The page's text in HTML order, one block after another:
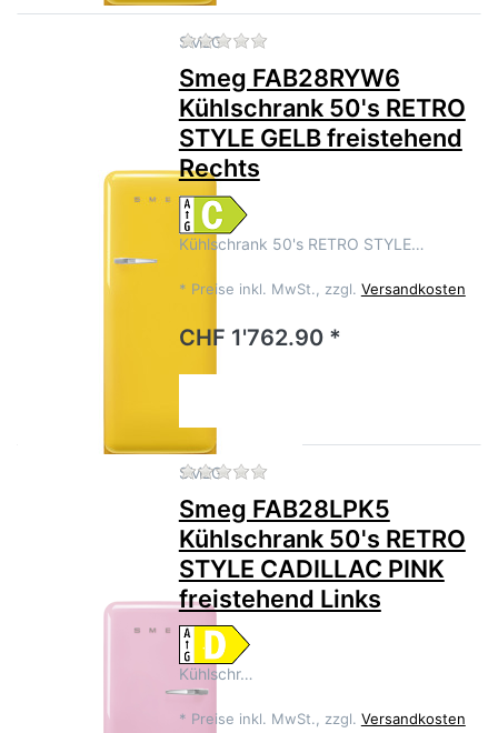
SMEG Zu diesem Produkt liegen
Smeg FAB28RYW6
Kühlschrank 50's RETRO
STYLE GELB freistehend
Rechts
Kühlschrank 50's RETRO STYLE…
* Preise inkl. MwSt., zzgl. Versandkosten
CHF 1'762.90 *
SMEG Zu diesem Produkt liegen
Smeg FAB28LPK5
Kühlschrank 50's RETRO
STYLE CADILLAC PINK
freistehend Links
Kühlschr…
* Preise inkl. MwSt., zzgl. Versandkosten